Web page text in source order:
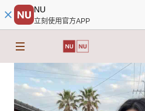
NU
立刻使用官方APP